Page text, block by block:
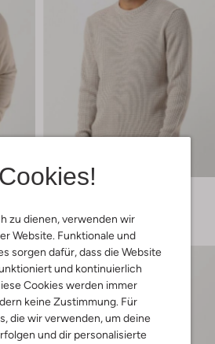
zu dienen, verwenden wir
Website. Funktionale und
sorgen dafür, dass die Website
und kontinuierlich
Cookies werden immer
keine Zustimmung. Für
die wir verwenden, um deine
und dir personalisierte
€ 179,95 € 89,99